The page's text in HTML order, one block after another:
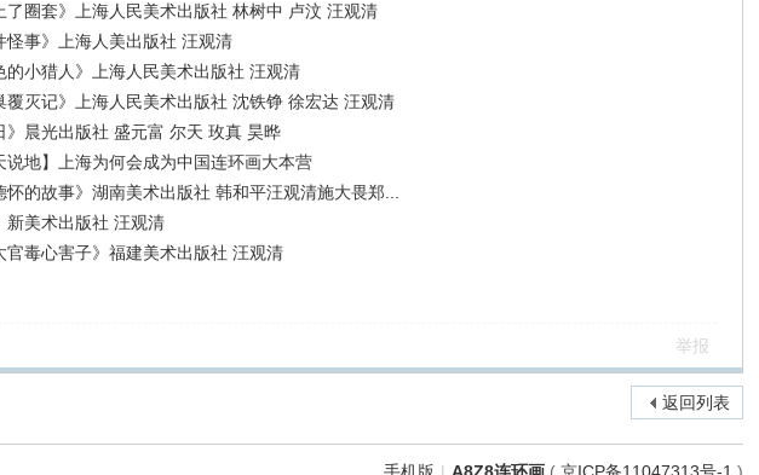
了圈套》上海人民美术出版社 林树中 卢汶 汪观清
怪事》上海人美出版社 汪观清
的小猎人》上海人民美术出版社 汪观清
覆灭记》上海人民美术出版社 沈铁铮 徐宏达 汪观清
》晨光出版社 盛元富 尔天 玫真 昊晔
说地】上海为何会成为中国连环画大本营
怀的故事》湖南美术出版社 韩和平汪观清施大畏郑...
新美术出版社 汪观清
官毒心害子》福建美术出版社 汪观清
举报
返回列表